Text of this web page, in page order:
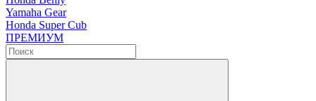
Yamaha Gear
Honda Super Cub
ПРЕМИУМ